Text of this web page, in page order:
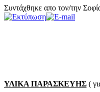
Συντάχθηκε απο τον/την
ΥΛΙΚΑ ΠΑΡΑΣΚΕΥΗΣ (